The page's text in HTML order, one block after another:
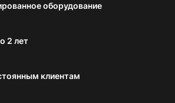
оборудование
2 лет
клиентам